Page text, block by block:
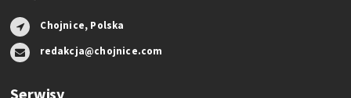
Chojnice, Polska
redakcja@chojnice.com
Serwisy